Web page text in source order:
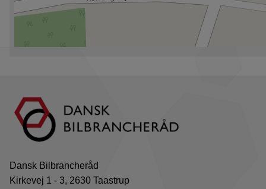
Dansk Bilbrancheråd
Kirkevej 1 - 3, 2630 Taastrup